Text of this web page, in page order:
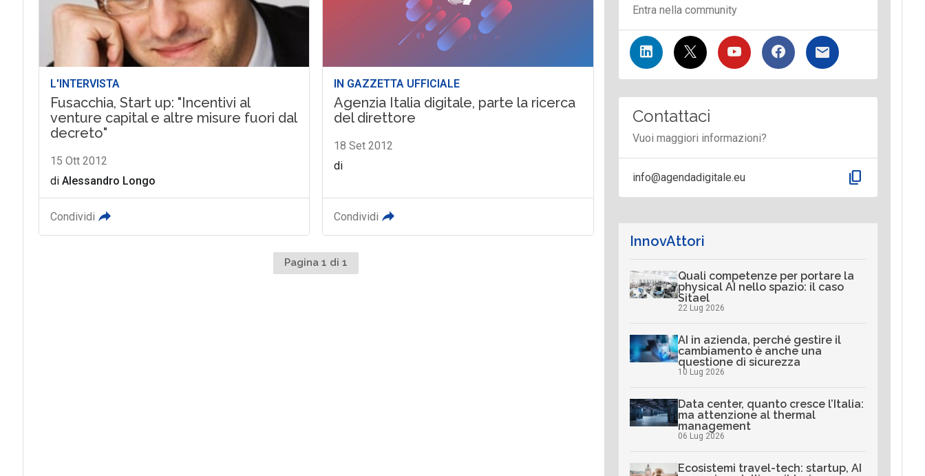
L'INTERVISTA
Fusacchia, Start up: "Incentivi al
venture capital e altre misure fuori dal
decreto"
15 Ott 2012
di Alessandro Longo
Condividi
IN GAZZETTA UFFICIALE
Agenzia Italia digitale, parte la ricerca
del direttore
18 Set 2012
di
Condividi
Pagina 1 di 1
Entra nella community
Contattaci
Vuoi maggiori informazioni?
info@agendadigitale.eu content_copy
InnovAttori
Quali competenze per portare la
physical AI nello spazio: il caso
Sitael
22 Lug 2026
AI in azienda, perché gestire il
cambiamento è anche una
questione di sicurezza
10 Lug 2026
Data center, quanto cresce l’Italia:
ma attenzione al thermal
management
06 Lug 2026
Ecosistemi travel-tech: startup, AI